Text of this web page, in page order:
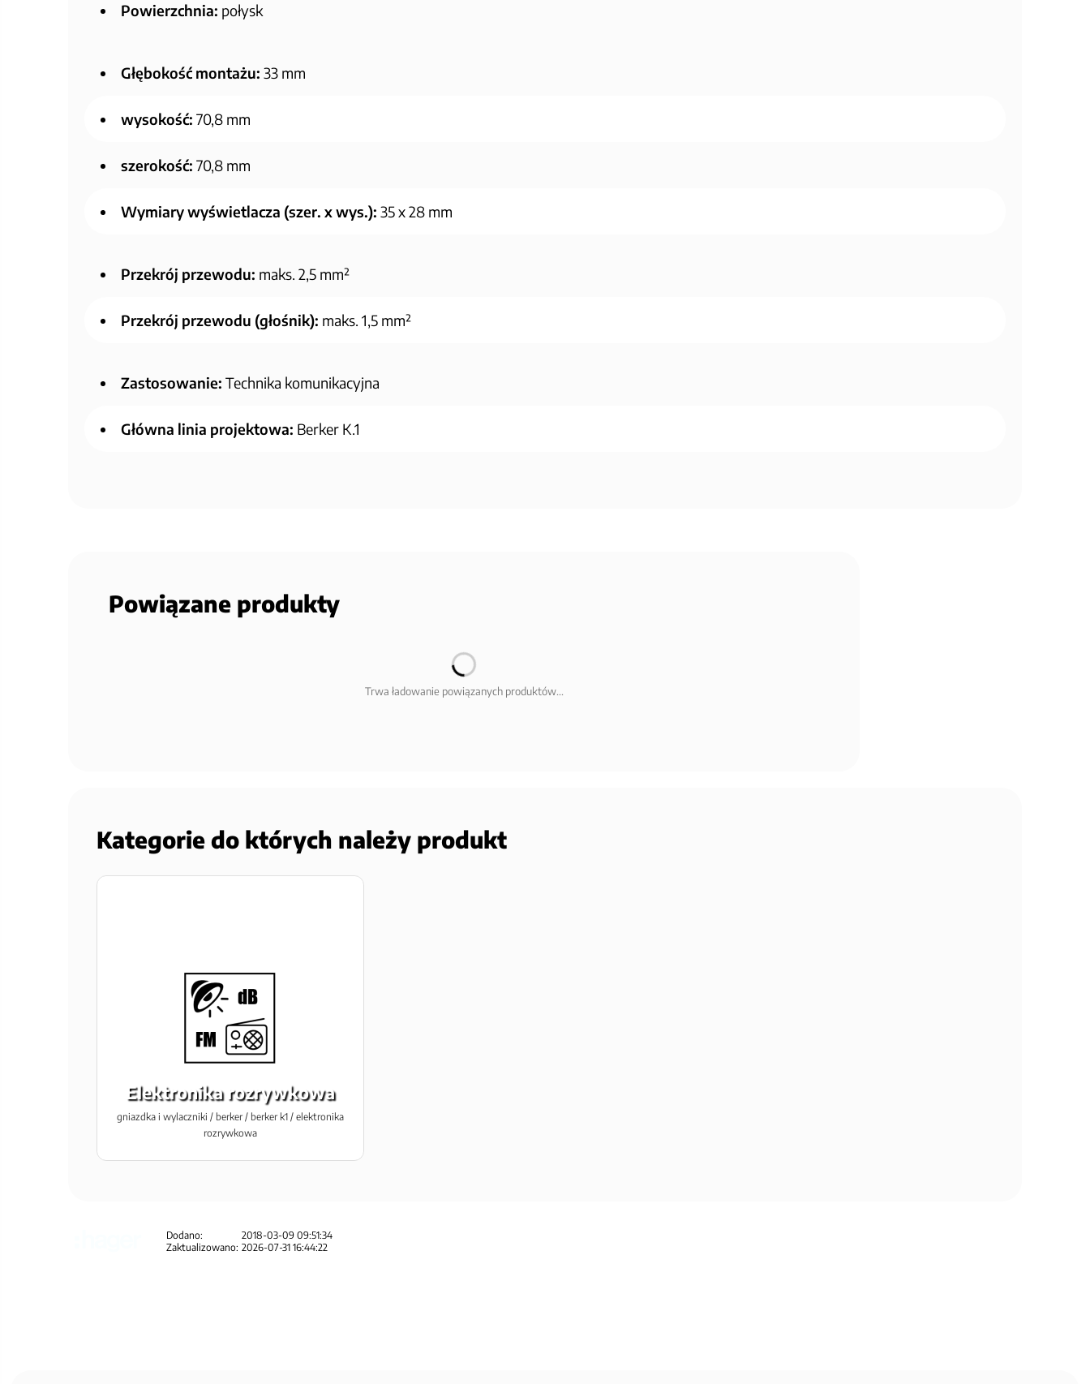
Powierzchnia: połysk
Głębokość montażu: 33 mm
wysokość: 70,8 mm
szerokość: 70,8 mm
Wymiary wyświetlacza (szer. x wys.): 35 x 28 mm
Przekrój przewodu: maks. 2,5 mm²
Przekrój przewodu (głośnik): maks. 1,5 mm²
Zastosowanie: Technika komunikacyjna
Główna linia projektowa: Berker K.1
Powiązane produkty
Trwa ładowanie powiązanych produktów...
Kategorie do których należy produkt
Elektronika rozrywkowa
gniazdka i wylaczniki / berker / berker k1 / elektronika
rozrywkowa
Dodano:
2018-03-09 09:51:34
Zaktualizowano: 2026-07-31 16:44:22